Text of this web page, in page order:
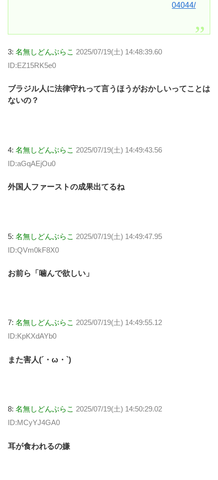
04044/
3: 名無しどんぶらこ 2025/07/19(土) 14:48:39.60
ID:EZ15RK5e0
ブラジル人に法律守れって言うほうがおかしいってことは
ないの？
4: 名無しどんぶらこ 2025/07/19(土) 14:49:43.56
ID:aGqAEjOu0
外国人ファーストの成果出てるね
5: 名無しどんぶらこ 2025/07/19(土) 14:49:47.95
ID:QVm0kF8X0
お前ら「噛んで欲しい」
7: 名無しどんぶらこ 2025/07/19(土) 14:49:55.12
ID:KpKXdAYb0
また害人(´・ω・`)
8: 名無しどんぶらこ 2025/07/19(土) 14:50:29.02
ID:MCyYJ4GA0
耳が食われるの嫌